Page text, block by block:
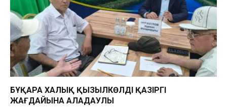
БҰҚАРА ХАЛЫҚ ҚЫЗЫЛКӨЛДІҢ ҚАЗІРГІ
ЖАҒДАЙЫНА АЛАҢДАУЛЫ